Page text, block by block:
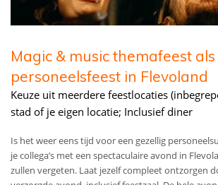
Magic & music themafeest als
personeelsfeest in Flevoland
Keuze uit meerdere feestlocaties
stad of je eigen locatie; Inclusief diner
Is het weer eens tijd voor een gezellig
je collega’s met een spectaculaire avond in
zullen vergeten. Laat jezelf compleet ontzorgen